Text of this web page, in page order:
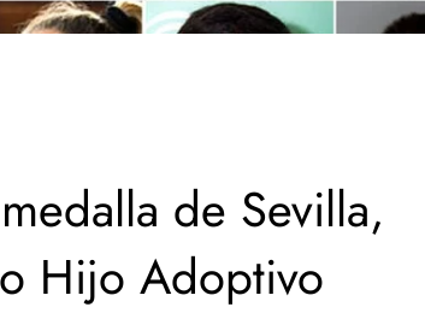
de Sevilla,
Hijo Adoptivo